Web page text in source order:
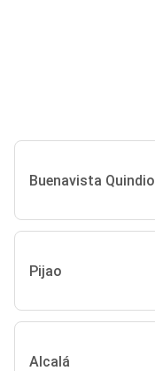
Buenavista Quindio
Pijao
Alcalá